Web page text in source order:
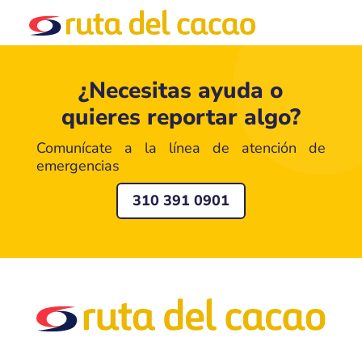
¿Necesitas ayuda o
quieres reportar algo?
Comunícate a la línea de atención de
emergencias
310 391 0901